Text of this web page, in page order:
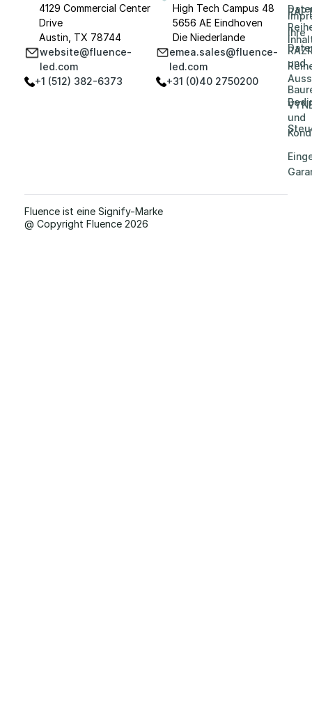
4129 Commercial Center
Drive
Austin, TX 78744
website@fluence-
led.com
+1 (512) 382-6373
High Tech Campus 48
5656 AE Eindhoven
Die Niederlande
emea.sales@fluence-
led.com
+31 (0)40 2750200
Ihre
und
und
Fluence ist eine Signify-Marke
@ Copyright Fluence 2026